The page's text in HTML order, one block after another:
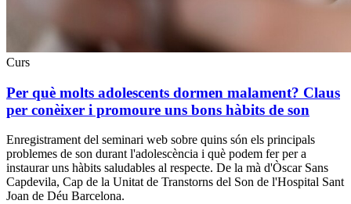
Curs
Per què molts adolescents dormen malament? Claus
per conèixer i promoure uns bons hàbits de son
Enregistrament del seminari web sobre quins són els principals
problemes de son durant l'adolescència i què podem fer per a
instaurar uns hàbits saludables al respecte. De la mà d'Òscar Sans
Capdevila, Cap de la Unitat de Transtorns del Son de l'Hospital Sant
Joan de Déu Barcelona.